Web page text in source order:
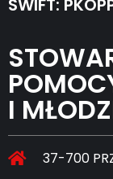
SWIFT:
I
37-700